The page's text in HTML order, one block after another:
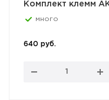
Комплект клемм
много
640 руб.